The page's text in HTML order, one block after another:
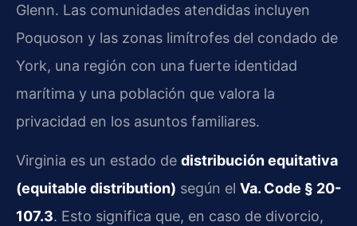
Glenn. Las comunidades atendidas incluyen
Poquoson y las zonas limítrofes del condado de
York, una región con una fuerte identidad
marítima y una población que valora la
privacidad en los asuntos familiares.
Virginia es un estado de distribución equitativa
(equitable distribution) según el Va. Code § 20-
107.3. Esto significa que, en caso de divorcio,